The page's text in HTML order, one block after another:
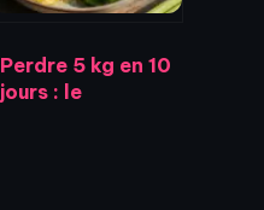
Perdre 5 kg en 10
jours : le